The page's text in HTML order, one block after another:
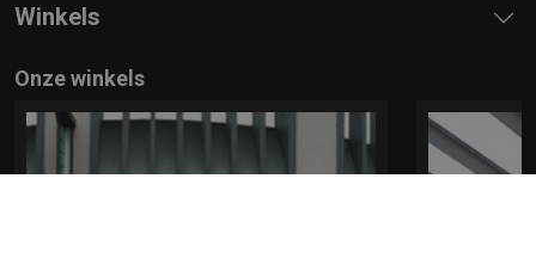
Winkels
Onze winkels